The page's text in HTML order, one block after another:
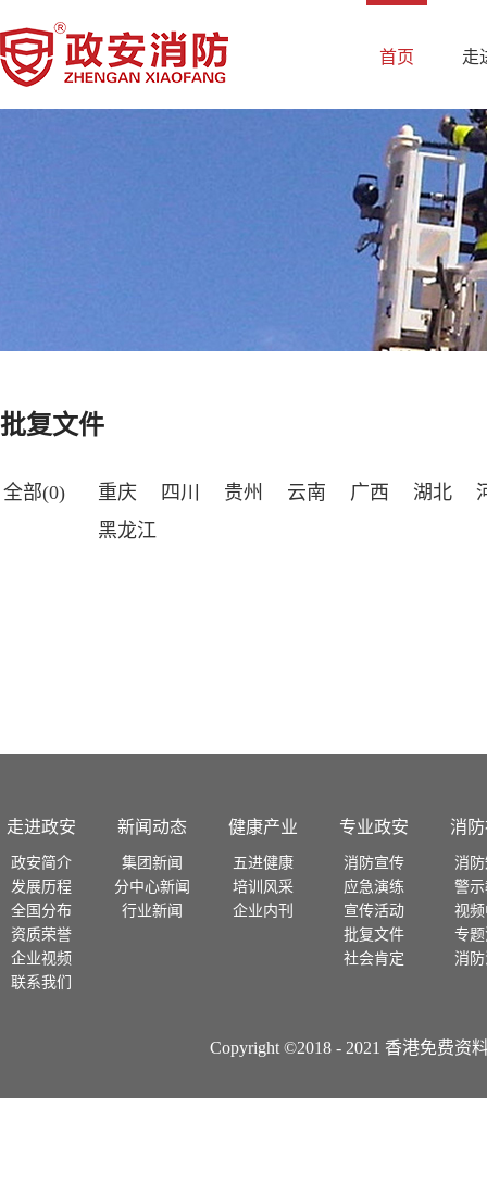
首页 走
批复文件
全部(0) 重庆 四川 贵州 云南 广西 湖北
黑龙江
走进政安
政安简介
发展历程
全国分布
资质荣誉
企业视频
联系我们
新闻动态
集团新闻
分中心新闻
行业新闻
健康产业
五进健康
培训风采
企业内刊
专业政安
消防宣传
应急演练
宣传活动
批复文件
社会肯定
消
消
警
视
专
消
Copyright ©2018 - 2021 香港免费资